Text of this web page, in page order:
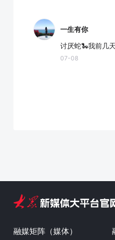
一生有你
讨厌蛇🐍我前几
07-08
融媒矩阵（媒体）